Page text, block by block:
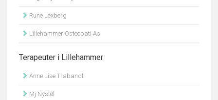
Rune Lexberg
Lillehammer Osteopati As
Terapeuter i Lillehammer
Anne Lise Trabandt
Mj Nystøl